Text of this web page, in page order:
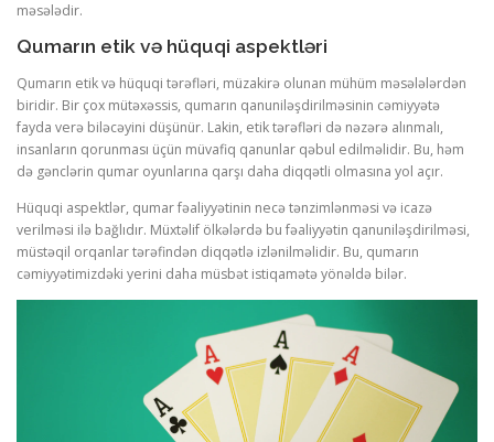
məsələdir.
Qumarın etik və hüquqi aspektləri
Qumarın etik və hüquqi tərəfləri, müzakirə olunan mühüm məsələlərdən
biridir. Bir çox mütəxəssis, qumarın qanuniləşdirilməsinin cəmiyyətə
fayda verə biləcəyini düşünür. Lakin, etik tərəfləri də nəzərə alınmalı,
insanların qorunması üçün müvafiq qanunlar qəbul edilməlidir. Bu, həm
də gənclərin qumar oyunlarına qarşı daha diqqətli olmasına yol açır.
Hüquqi aspektlər, qumar fəaliyyətinin necə tənzimlənməsi və icazə
verilməsi ilə bağlıdır. Müxtəlif ölkələrdə bu fəaliyyətin qanuniləşdirilməsi,
müstəqil orqanlar tərəfindən diqqətlə izlənilməlidir. Bu, qumarın
cəmiyyətimizdəki yerini daha müsbət istiqamətə yönəldə bilər.